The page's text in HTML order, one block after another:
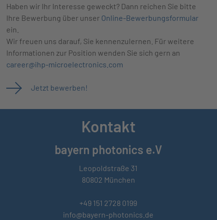
Haben wir Ihr Interesse geweckt? Dann reichen Sie bitte
Ihre Bewerbung über unser Online-Bewerbungsformular
ein.
Wir freuen uns darauf, Sie kennenzulernen. Für weitere
Informationen zur Position wenden Sie sich gern an
career@ihp-microelectronics.com
Jetzt bewerben!
Kontakt
bayern photonics e.V
Leopoldstraße 31
80802 München
+49 151 2728 0199
info@bayern-photonics.de